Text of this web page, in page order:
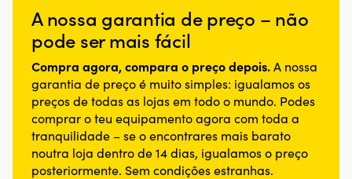
A nossa garantia de preço – não
pode ser mais fácil
Compra agora, compara o preço depois.A nossa
garantia de preço é muito simples: igualamos os
preços de todas as lojas em todo o mundo. Podes
comprar o teu equipamento agora com toda a
tranquilidade – se o encontrares mais barato
noutra loja dentro de 14 dias, igualamos o preço
posteriormente. Sem condições estranhas.